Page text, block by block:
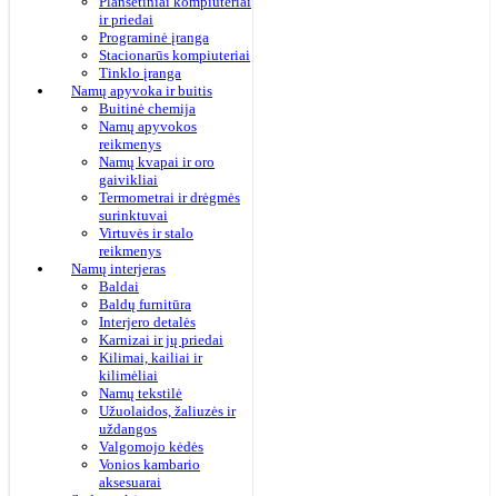
ir priedai
Programinė įranga
Stacionarūs kompiuteriai
Tinklo įranga
Namų apyvoka ir buitis
Buitinė chemija
Namų apyvokos
reikmenys
Namų kvapai ir oro
gaivikliai
Termometrai ir drėgmės
surinktuvai
Virtuvės ir stalo
reikmenys
Namų interjeras
Baldai
Baldų furnitūra
Interjero detalės
Karnizai ir jų priedai
Kilimai, kailiai ir
kilimėliai
Namų tekstilė
Užuolaidos, žaliuzės ir
uždangos
Valgomojo kėdės
Vonios kambario
aksesuarai